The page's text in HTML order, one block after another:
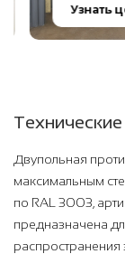
Узнать
Двупольная
максимальным
по RAL 3003,
предназначена